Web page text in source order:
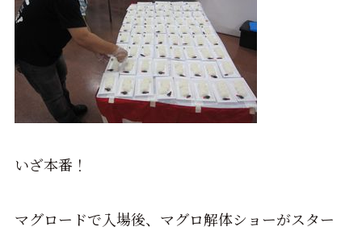
いざ本番！
マグロードで入場後、マグロ解体ショーがスター